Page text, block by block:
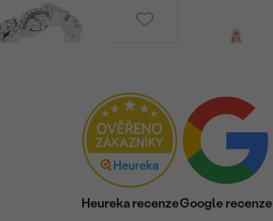
Heureka recenzeGoogle recenze